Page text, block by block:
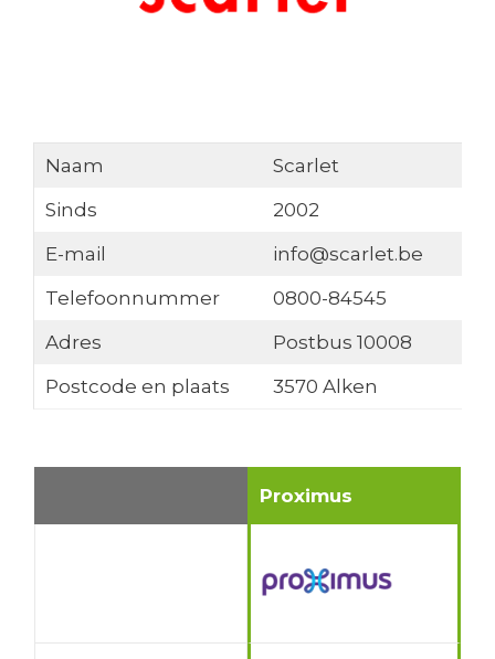
Naam
Scarlet
Sinds
2002
E-mail
info@scarlet.be
Telefoonnummer
0800-84545
Adres
Postbus 10008
Postcode en plaats
3570 Alken
Proximus